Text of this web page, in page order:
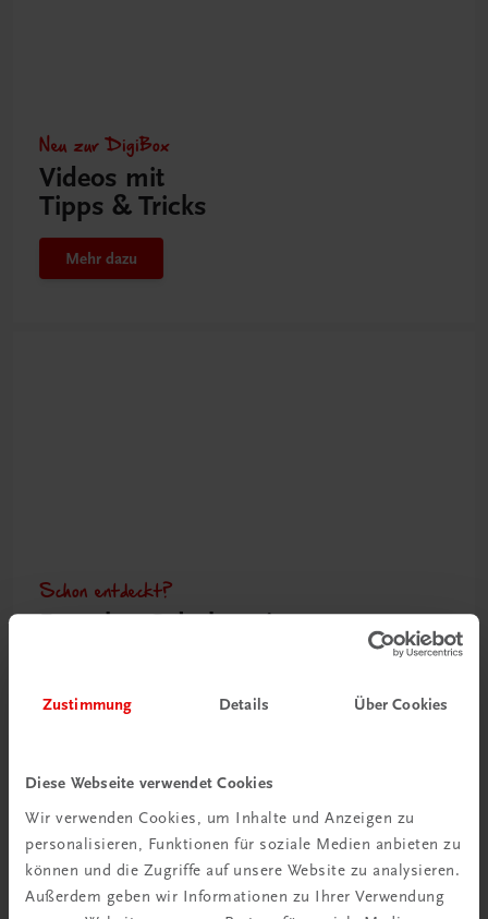
Zustimmung Details Über Cookies
Diese Webseite verwendet Cookies
Wir verwenden Cookies, um Inhalte und Anzeigen zu
personalisieren, Funktionen für soziale Medien anbieten zu
können und die Zugriffe auf unsere Website zu analysieren.
Außerdem geben wir Informationen zu Ihrer Verwendung
Neu zur DigiBox
Videos mit
Tipps & Tricks
Mehr dazu
Schon entdeckt?
Ratgeber Schulpraxis